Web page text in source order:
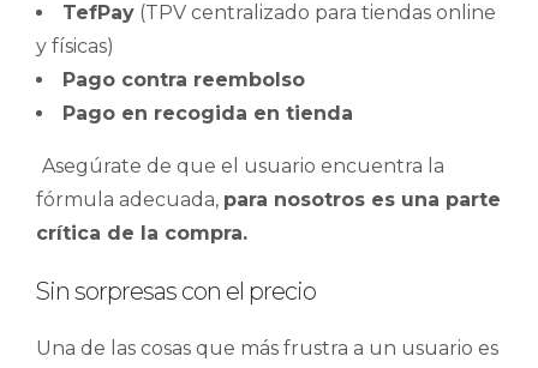
TefPay (TPV centralizado para tiendas online
y físicas)
Pago contra reembolso
Pago en recogida en tienda
Asegúrate de que el usuario encuentra la
fórmula adecuada, para nosotros es una parte
crítica de la compra.
Sin sorpresas con el precio
Una de las cosas que más frustra a un usuario es